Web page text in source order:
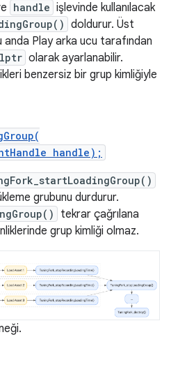
handle işlevinde kullanılacak
doldurur. Üst
anda Play arka ucu tarafından
olarak ayarlanabilir.
benzersiz bir grup kimliğiyle
handle);
grubunu durdurur.
tekrar çağrılana
grup kimliği olmaz.